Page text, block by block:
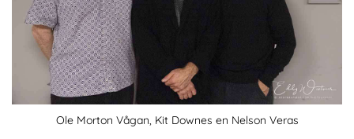
Ole Morton Vågan, Kit Downes en Nelson Veras